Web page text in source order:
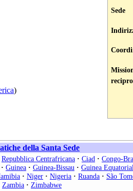
Sede
)
della Santa Sede
Repubblica Centrafricana · Ciad · Congo-
· Guinea · Guinea-Bissau · Guinea
· Niger · Nigeria · Ruanda · São
Zambia · Zimbabwe